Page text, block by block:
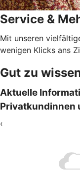
Service &
Mit unseren
wenigen Klicks ans
Gut zu
Aktuelle
Privatkundinnen
‹